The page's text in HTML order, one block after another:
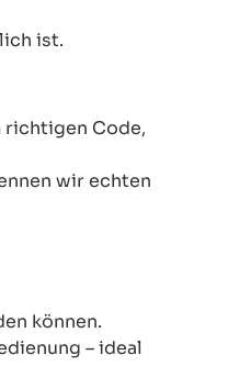
ist.
richtigen Code,
wir echten
können.
– ideal